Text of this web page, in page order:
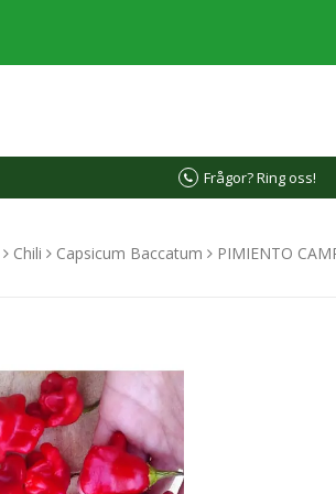
Frågor? Ring oss!
Chili Capsicum Baccatum PIMIENTO